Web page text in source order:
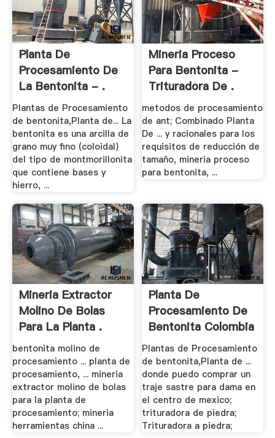
Planta De
Procesamiento De
La Bentonita - .
Plantas de Procesamiento
de bentonita,Planta de... La
bentonita es una arcilla de
grano muy fino (coloidal)
del tipo de montmorillonita
que contiene bases y
hierro, ...
Mineria Proceso
Para Bentonita -
Trituradora De .
metodos de procesamiento
de ant; Combinado Planta
De ... y racionales para los
requisitos de reducción de
tamaño, mineria proceso
para bentonita, ...
Mineria Extractor
Molino De Bolas
Para La Planta .
bentonita molino de
procesamiento ... planta de
procesamiento, ... mineria
extractor molino de bolas
para la planta de
procesamiento; mineria
herramientas china ...
Planta De
Procesamiento De
Bentonita Colombia
.
Plantas de Procesamiento
de bentonita,Planta de ...
donde puedo comprar un
traje sastre para dama en
el centro de mexico;
trituradora de piedra;
Trituradora a piedra;